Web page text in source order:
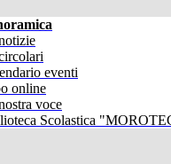
eventi
online
voce
Scolastica